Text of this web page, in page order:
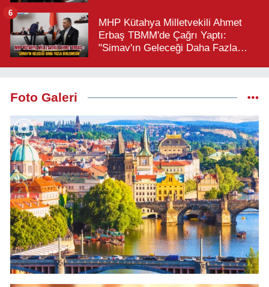
MHP Kütahya Milletvekili Ahmet
Erbaş TBMM'de Çağrı Yaptı:
"Simav'ın Geleceği Daha Fazla
6
Foto Galeri